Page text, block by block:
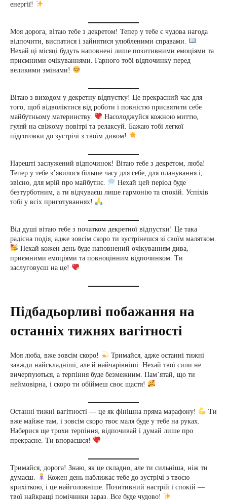
енергії!
Моя дорога, вітаю тебе з декретом! Тепер у тебе є чудова нагода
відпочити, виспатися і зайнятися улюбленими справами.
Нехай ці місяці будуть наповнені лише позитивними емоціями та
приємними очікуваннями. Гарного тобі відпочинку перед
великими змінами!
Вітаю з виходом у декретну відпустку! Це прекрасний час для
того, щоб відволіктися від роботи і повністю присвятити себе
майбутньому материнству.
Насолоджуйся кожною миттю,
гуляй на свіжому повітрі та релаксуй. Бажаю тобі легкої
підготовки до зустрічі з твоїм дивом!
Нарешті заслужений відпочинок! Вітаю тебе з декретом, люба!
Тепер у тебе з’явилося більше часу для себе, для планування і,
звісно, для мрій про майбутнє.
Нехай цей період буде
безтурботним, а ти відчуваєш лише гармонію та спокій. Успіхів
тобі у всіх приготуваннях!
Від душі вітаю тебе з початком декретної відпустки! Це така
радісна подія, адже зовсім скоро ти зустрінешся зі своїм малятком.
Нехай кожен день буде наповнений очікуванням дива,
приємними емоціями та повноцінним відпочинком. Ти
заслуговуєш на це!
Підбадьорливі побажання на
останніх тижнях вагітності
Моя люба, вже зовсім скоро!
Тримайся, адже останні тижні
завжди найскладніші, але й найчарівніші. Нехай твої сили не
вичерпуються, а терпіння буде безмежним. Пам’ятай, що ти
неймовірна, і скоро ти обіймеш своє щастя!
Останні тижні вагітності — це як фінішна пряма марафону!
Ти
вже майже там, і зовсім скоро твоє маля буде у тебе на руках.
Наберися ще трохи терпіння, відпочивай і думай лише про
прекрасне. Ти впораєшся!
Тримайся, дорога! Знаю, як це складно, але ти сильніша, ніж ти
думаєш.
Кожен день наближає тебе до зустрічі з твоєю
крихіткою, і це найголовніше. Позитивний настрій і спокій —
твої найкращі помічники зараз. Все буде чудово!